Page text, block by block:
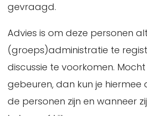
gevraagd.
Advies is om deze personen
(groeps)administratie te
discussie te voorkomen.
gebeuren, dan kun je hiermee
de personen zijn en wanneer